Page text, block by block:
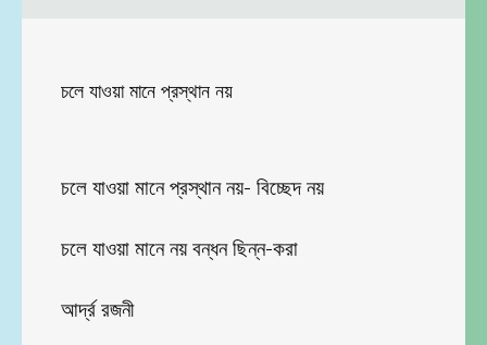
চলে যাওয়া মানে প্রস্থান নয়
চলে যাওয়া মানে প্রস্থান নয়- বিচ্ছেদ নয়
চলে যাওয়া মানে নয় বন্ধন ছিন্ন-করা
আর্দ্র রজনী